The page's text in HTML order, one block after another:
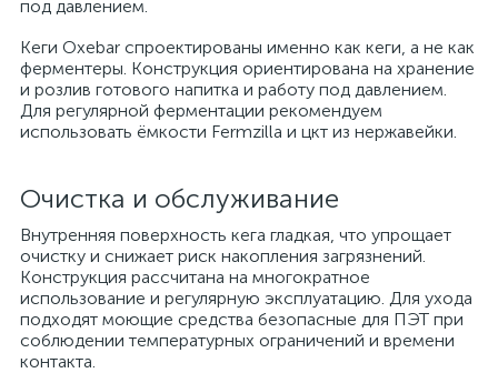
под давлением.
Кеги Oxebar спроектированы именно как кеги, а не как
ферментеры. Конструкция ориентирована на хранение
и розлив готового напитка и работу под давлением.
Для регулярной ферментации рекомендуем
использовать ёмкости Fermzilla и цкт из нержавейки.
Очистка и обслуживание
Внутренняя поверхность кега гладкая, что упрощает
очистку и снижает риск накопления загрязнений.
Конструкция рассчитана на многократное
использование и регулярную эксплуатацию. Для ухода
подходят моющие средства безопасные для ПЭТ при
соблюдении температурных ограничений и времени
контакта.